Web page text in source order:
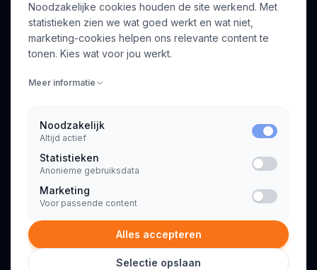
Over ons
Voor opdrachtgevers
Profiel aanmaken
INFORMATIE
Algemene voorwaarden
Privacyverklaring
© 2026 Consultant.nl. Alle rechten voorbehouden.
Noodzakelijke cookies houden de site werkend. Met
statistieken zien we wat goed werkt en wat niet,
marketing-cookies helpen ons relevante content te
tonen. Kies wat voor jou werkt.
Meer informatie
Noodzakelijk
Altijd actief
Statistieken
Anonieme gebruiksdata
Marketing
Voor passende content
Alles accepteren
Selectie opslaan